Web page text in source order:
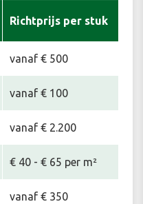
Richtprijs per stuk
vanaf € 500
vanaf € 100
vanaf € 2.200
€ 40 - € 65 per m²
vanaf € 350